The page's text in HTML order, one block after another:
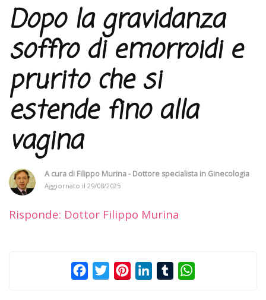
Dopo la gravidanza
soffro di emorroidi e
prurito che si
estende fino alla
vagina
A cura di Filippo Murina - Dottore specialista in Ginecologia
Aggiornato il 29/08/2025
Risponde: Dottor Filippo Murina
FacebookTwitterPinterestLinkedInTumblr